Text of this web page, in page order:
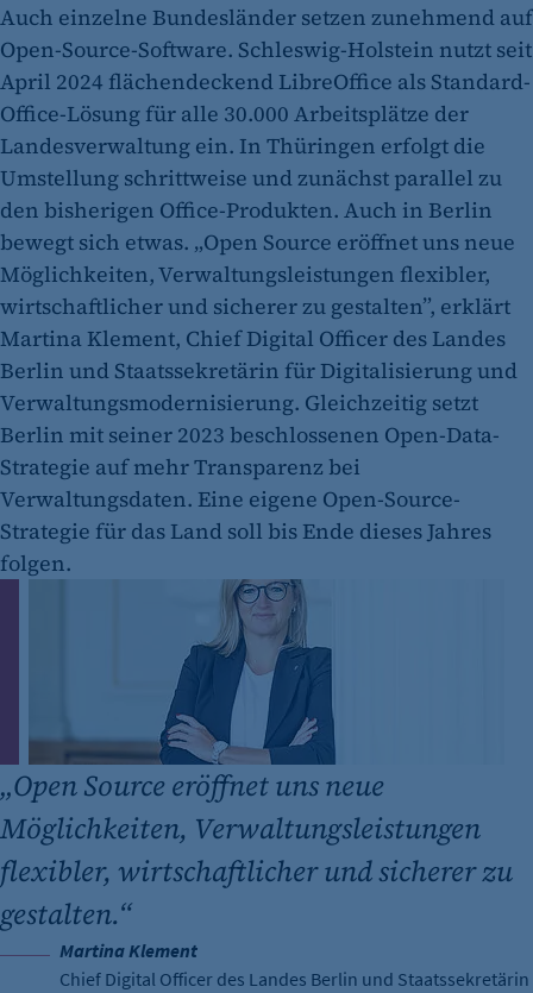
Auch einzelne Bundesländer setzen zunehmend auf
Open-Source-Software. Schleswig-Holstein nutzt seit
April 2024 flächendeckend LibreOffice als Standard-
Office-Lösung für alle 30.000 Arbeitsplätze der
Landesverwaltung ein. In Thüringen erfolgt die
Umstellung schrittweise und zunächst parallel zu
den bisherigen Office-Produkten. Auch in Berlin
bewegt sich etwas. „Open Source eröffnet uns neue
Möglichkeiten, Verwaltungsleistungen flexibler,
wirtschaftlicher und sicherer zu gestalten”, erklärt
Martina Klement, Chief Digital Officer des Landes
Berlin und Staatssekretärin für Digitalisierung und
Verwaltungsmodernisierung. Gleichzeitig setzt
Berlin mit seiner 2023 beschlossenen Open-Data-
Strategie auf mehr Transparenz bei
Verwaltungsdaten. Eine eigene Open-Source-
Strategie für das Land soll bis Ende dieses Jahres
folgen.
„Open Source eröffnet uns neue
Möglichkeiten, Verwaltungsleistungen
flexibler, wirtschaftlicher und sicherer zu
gestalten.“
Martina Klement
Chief Digital Officer des Landes Berlin und Staatssekretärin